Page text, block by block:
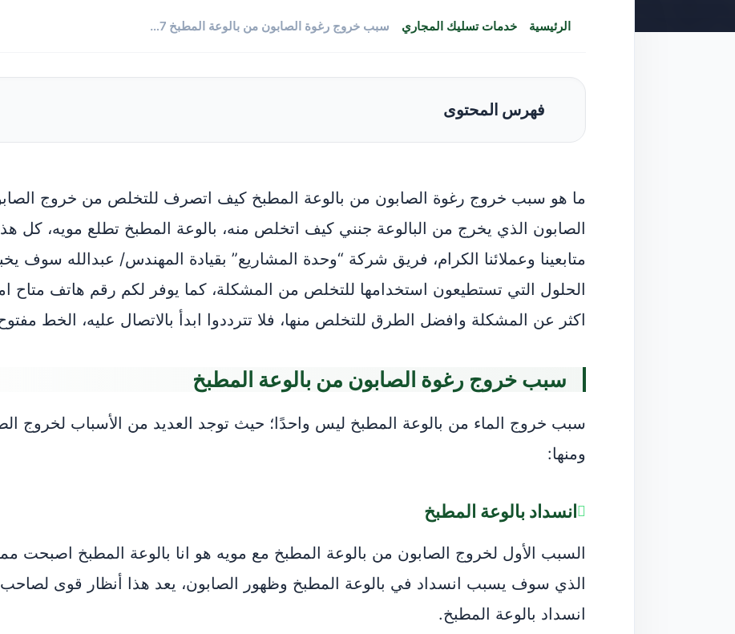
الرئيسية خدمات تسليك المجاري سبب خروج رغوة الصابون من بالوعة المطبخ 0555717947
فهرس المحتوى
ما هو سبب خروج رغوة الصابون من بالوعة المطبخ كيف اتصرف للتخلص من خروج الصابون
الصابون الذي يخرج من البالوعة جنني كيف اتخلص منه، بالوعة المطبخ تطلع مويه، كل
متابعينا وعملائنا الكرام، فريق شركة “وحدة المشاريع” بقيادة المهندس/ عبدالله سوف
الحلول التي تستطيعون استخدامها للتخلص من المشكلة، كما يوفر لكم رقم هاتف متاح
اكثر عن المشكلة وافضل الطرق للتخلص منها، فلا تترددوا ابدأ بالاتصال عليه، الخط مفتوح 24
سبب خروج رغوة الصابون من بالوعة المطبخ
سبب خروج الماء من بالوعة المطبخ ليس واحدًا؛ حيث توجد العديد من الأسباب لخروج
ومنها:
انسداد بالوعة المطبخ
السبب الأول لخروج الصابون من بالوعة المطبخ مع مويه هو انا بالوعة المطبخ اصبحت
الذي سوف يسبب انسداد في بالوعة المطبخ وظهور الصابون، يعد هذا أنظار قوى
انسداد بالوعة المطبخ.